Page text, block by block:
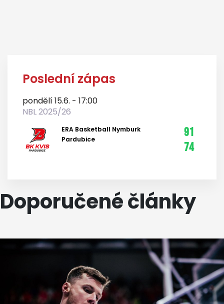
Poslední zápas
pondělí 15.6. - 17:00
NBL 2025/26
ERA Basketball Nymburk
Pardubice
91
74
Doporučené články